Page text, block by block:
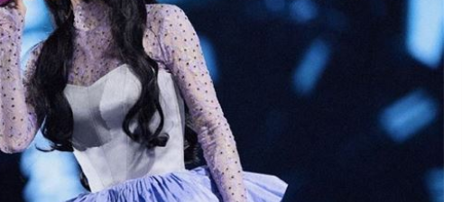
12:00
12:00